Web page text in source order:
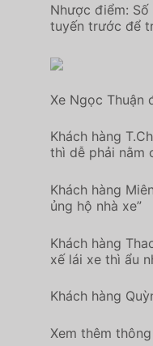
Nhược điểm:
tuyến trước để
Xe Ngọc Thuận
Khách hàng
thì dễ phải nằm
Khách hàng
ủng hộ nhà xe”
Khách hàng
xế lái xe thì ẩu
Khách hàng
Xem thêm